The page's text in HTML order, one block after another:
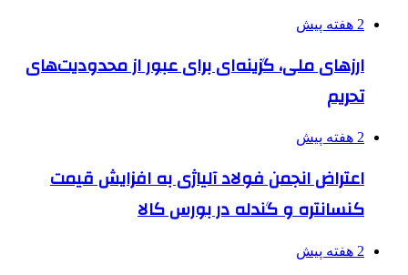
2 هفته پیش
ارزهای ملی، گزینه‌ای برای عبور از محدودیت‌های
تحریم
2 هفته پیش
اعتراض انجمن فولاد آلیاژی به افزایش قیمت
کنسانتره و گندله در بورس کالا
2 هفته پیش